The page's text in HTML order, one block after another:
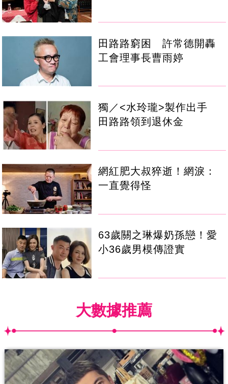
田路路窮困 許常德開轟
工會理事長曹雨婷
獨／<水玲瓏>製作出手
田路路領到退休金
網紅肥大叔猝逝！網淚：
一直覺得怪
63歲關之琳爆奶孫戀！愛
小36歲男模傳證實
大數據推薦